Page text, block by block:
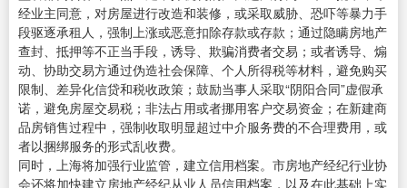
经业主同意，对房屋进行改造和装修，或采取威胁、恐吓等暴力手
段驱逐承租人，强制上涨或恶意扣除存款或存款；通过隐瞒房地产
查封、抵押等不正当手段，诱导、欺骗消费者交易；或者诱导、煽
动、协助交易方通过伪造社会保障、个人所得税等材料，避免购买
限制、差异化信贷和税收政策；鼓励当事人采取“阴阳合同”虚假承
诺，避免房屋交易税；非法占用或者挪用客户交易资金；在新建商
品房销售过程中，强制收取明显超过中介服务费的不合理费用，或
者以捆绑服务的形式乱收费。
同时，上海将加强行业监管，建立信用档案。市房地产经纪行业协
会还将加快建立房地产经纪从业人员信用档案，以及在此基础上实